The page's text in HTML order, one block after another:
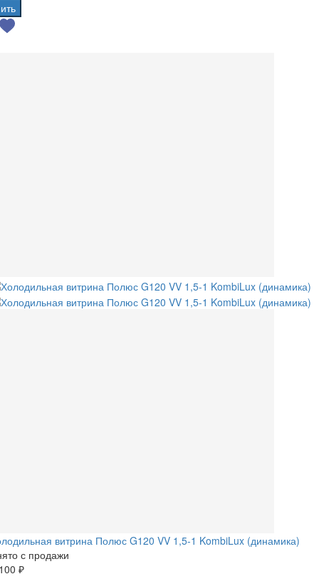
витрина Полюс G120 VV 1,5-1 KombiLux (динамика)
с продажи
₽